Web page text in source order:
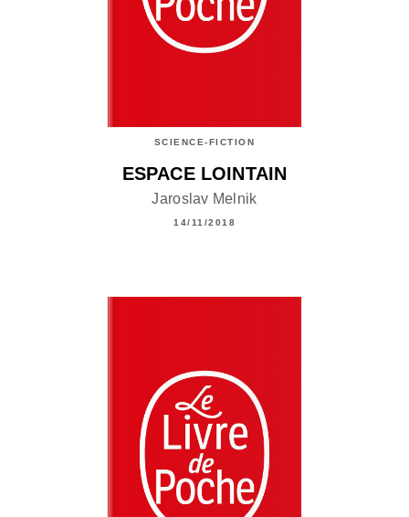
SCIENCE-FICTION
ESPACE LOINTAIN
Jaroslav Melnik
14/11/2018